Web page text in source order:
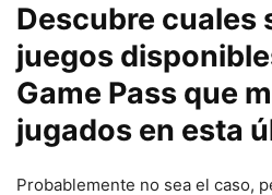
Descubre cuales
juegos
Game Pass que
jugados en esta
Probablemente no sea el caso,